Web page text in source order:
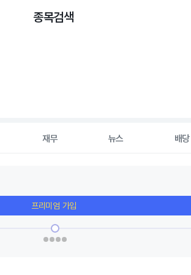
종목검색
재무 뉴스 배당
프리미엄 가입